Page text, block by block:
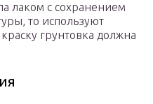
лаком с сохранением
то используют
грунтовка должна